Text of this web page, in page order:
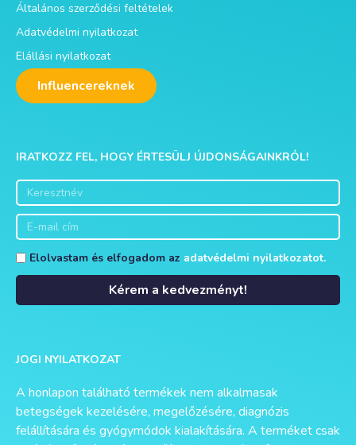
Általános szerződési feltételek
Adatvédelmi nyilatkozat
Elállási nyilatkozat
Influencereknek
IRATKOZZ FEL, HOGY ÉRTESÜLJ ÚJDONSÁGAINKRÓL!
Elolvastam és elfogadom az adatvédelmi nyilatkozatot.
Kérem a kedvezményt!
JOGI NYILATKOZAT
A honlapon található termékek nem alkalmasak
betegségek kezelésére, megelőzésére, diagnózis
felállítására és gyógymódok kialakítására. A terméket csak